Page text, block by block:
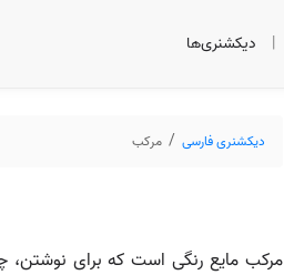
| دیکشنری‌ها
دیکشنری فارسی مرکب
مرکب مایع رنگی است که برای نوشتن،